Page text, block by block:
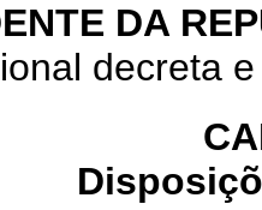
DA
decreta